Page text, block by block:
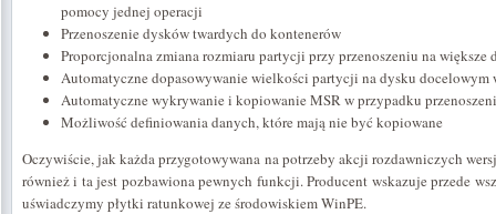
pomocy jednej operacji
Przenoszenie dysków twardych do kontenerów
Proporcjonalna zmiana rozmiaru partycji przy przenoszeniu na większe
Automatyczne dopasowywanie wielkości partycji na dysku
Automatyczne wykrywanie i kopiowanie MSR w przypadku
Możliwość definiowania danych, które mają nie być kopiowane
Oczywiście, jak każda przygotowywana na potrzeby akcji rozdawniczych
również i ta jest pozbawiona pewnych funkcji. Producent wskazuje przede
uświadczymy płytki ratunkowej ze środowiskiem WinPE.